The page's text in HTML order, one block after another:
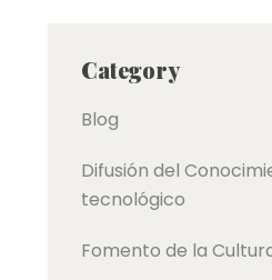
Category
Blog
Difusión del
tecnológico
Fomento de la